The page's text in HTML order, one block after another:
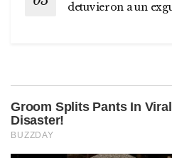
detuvieron a un